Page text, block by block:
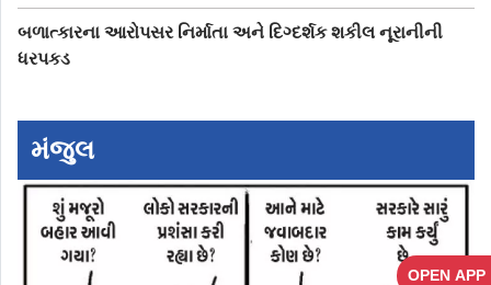
OPEN APP
બળાત્કારના આરોપસર નિર્માતા અને દિગ્દર્શક શકીલ નૂરાનીની
ધરપકડ
મંજુલ